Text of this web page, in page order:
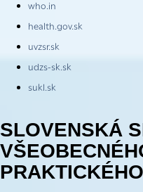
who.in
health.gov.sk
uvzsr.sk
udzs-sk.sk
sukl.sk
SLOVENSKÁ